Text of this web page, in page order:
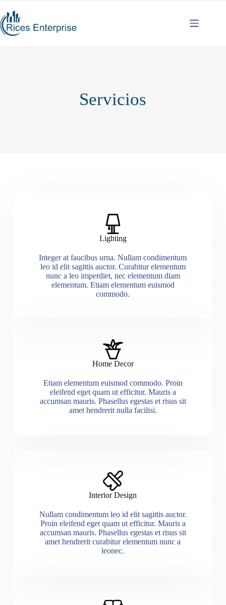
Servicios
Lighting
Integer at faucibus urna. Nullam condimentum
leo id elit sagittis auctor. Curabitur elementum
nunc a leo imperdiet, nec elementum diam
elementum. Etiam elementum euismod
commodo.
Home Decor
Etiam elementum euismod commodo. Proin
eleifend eget quam ut efficitur. Mauris a
accumsan mauris. Phasellus egestas et risus sit
amet hendrerit nulla facilisi.
Interior Design
Nullam condimentum leo id elit sagittis auctor.
Proin eleifend eget quam ut efficitur. Mauris a
accumsan mauris. Phasellus egestas et risus sit
amet hendrerit curabitur elementum nunc a
leonec.